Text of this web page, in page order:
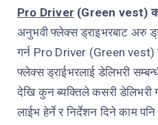
Pro Driver (Green vest)
अनुभवी फ्लेक्स ड्राइभरबाट अरु
गर्न Pro Driver (Green vest)
फ्लेक्स ड्राईभरलाई डेलिभरी
देखि कुन ब्यक्तिले कसरी डेलिभरी
लाईभ हेर्ने र निर्देशन दिने काम